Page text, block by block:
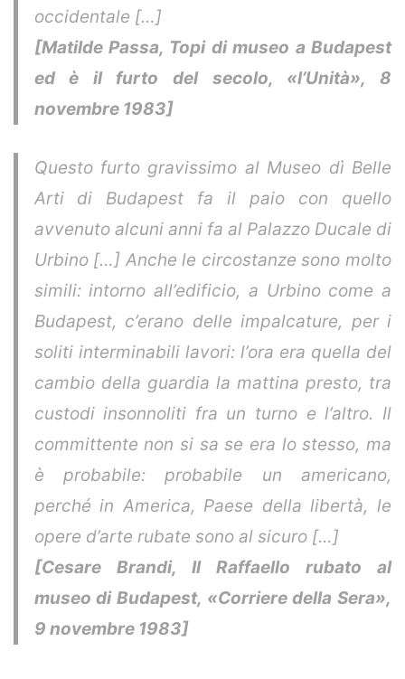
occidentale […]
[Matilde Passa, Topi di museo a Budapest
ed è il furto del secolo, «l’Unità», 8
novembre 1983]
Questo furto gravissimo al Museo dì Belle
Arti di Budapest fa il paio con quello
avvenuto alcuni anni fa al Palazzo Ducale di
Urbino […] Anche le circostanze sono molto
simili: intorno all’edificio, a Urbino come a
Budapest, c’erano delle impalcature, per i
soliti interminabili lavori: l’ora era quella del
cambio della guardia la mattina presto, tra
custodi insonnoliti fra un turno e l’altro. Il
committente non si sa se era lo stesso, ma
è probabile: probabile un americano,
perché in America, Paese della libertà, le
opere d’arte rubate sono al sicuro […]
[Cesare Brandi, Il Raffaello rubato al
museo di Budapest, «Corriere della Sera»,
9 novembre 1983]